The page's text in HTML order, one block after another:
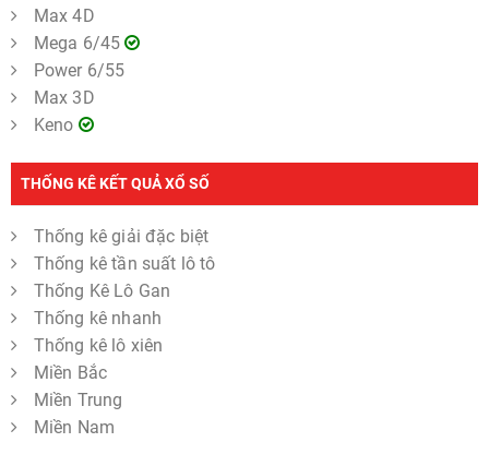
Max 4D
Mega 6/45
Power 6/55
Max 3D
Keno
THỐNG KÊ KẾT QUẢ XỔ SỐ
Thống kê giải đặc biệt
Thống kê tần suất lô tô
Thống Kê Lô Gan
Thống kê nhanh
Thống kê lô xiên
Miền Bắc
Miền Trung
Miền Nam